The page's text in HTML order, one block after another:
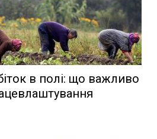
в полі: що важливо